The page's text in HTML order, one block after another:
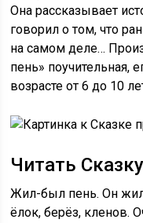
Она рассказывает
говорил о том, что
на самом деле…
пень» поучительная,
возрасте от 6 до 10
Читать
Жил-был пень. Он
ёлок, берёз, кленов.